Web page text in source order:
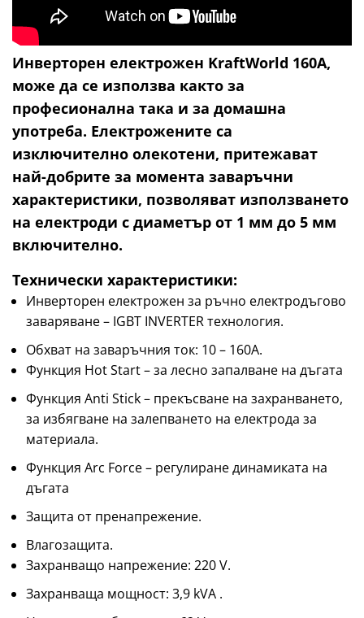
Инверторен електрожен KraftWorld 160А,
може да се използва както за
професионална така и за домашна
употреба. Електрожените са
изключително олекотени, притежават
най-добрите за момента заваръчни
характеристики, позволяват използването
на електроди с диаметър от 1 мм до 5 мм
включително.
Технически характеристики:
Инверторен електрожен за ръчно електродъгово
заваряване – IGBT INVERTER технология.
Обхват на заваръчния ток: 10 – 160A.
Функция Hot Start – за лесно запалване на дъгата
Функция Anti Stick – прекъсване на захранването,
за избягване на залепването на електрода за
материала.
Функция Arc Force – регулиране динамиката на
дъгата
Защита от пренапрежение.
Влагозащита.
Захранващо напрежение: 220 V.
Захранваща мощност: 3,9 kVA .